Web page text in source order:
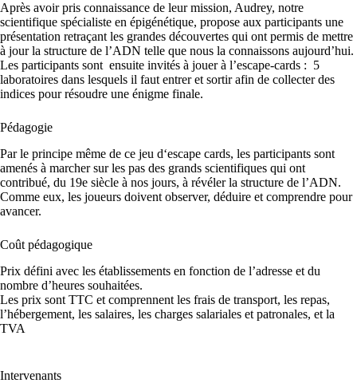
Après avoir pris connaissance de leur mission, Audrey, notre
scientifique spécialiste en épigénétique, propose aux participants une
présentation retraçant les grandes découvertes qui ont permis de mettre
à jour la structure de l’ADN telle que nous la connaissons aujourd’hui.
Les participants sont ensuite invités à jouer à l’escape-cards : 5
laboratoires dans lesquels il faut entrer et sortir afin de collecter des
indices pour résoudre une énigme finale.
Pédagogie
Par le principe même de ce jeu d‘escape cards, les participants sont
amenés à marcher sur les pas des grands scientifiques qui ont
contribué, du 19e siècle à nos jours, à révéler la structure de l’ADN.
Comme eux, les joueurs doivent observer, déduire et comprendre pour
avancer.
Coût pédagogique
Prix défini avec les établissements en fonction de l’adresse et du
nombre d’heures souhaitées.
Les prix sont TTC et comprennent les frais de transport, les repas,
l’hébergement, les salaires, les charges salariales et patronales, et la
TVA
Intervenants